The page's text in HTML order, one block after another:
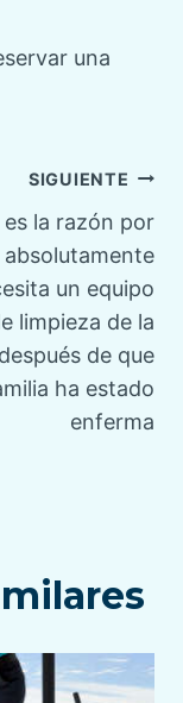
una
SIGUIENTE
es la razón por
absolutamente
un equipo
limpieza de la
de que
ha estado
enferma